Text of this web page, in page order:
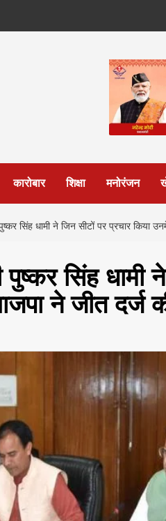
कारोबार शिक्षा मनोरंजन
सिंह धामी ने जिन सीटों पर प्रचार किया
सिंह धामी
ने जीत दर्ज